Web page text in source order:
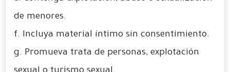
de menores.
f. Incluya material íntimo sin consentimiento.
g. Promueva trata de personas, explotación